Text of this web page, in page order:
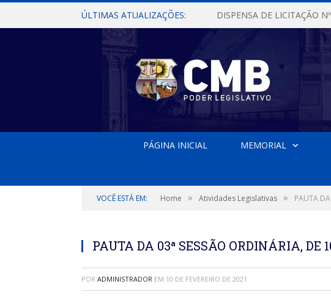
ÚLTIMAS ATUALIZAÇÕES:
PÁGINA INICIAL MEMORIAL
VOCÊ ESTÁ EM: Home » Atividades Legislativas » PAUTA DA
PAUTA DA 03ª SESSÃO ORDINÁRIA, DE
POR ADMINISTRADOR EM 10 DE FEVEREIRO DE 2021